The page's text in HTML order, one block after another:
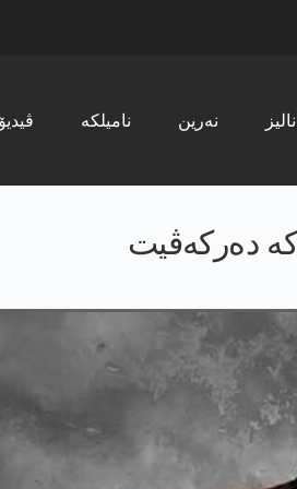
ڤیدیۆ نامیلکە نەرین
ده‌ركه‌ڤیت